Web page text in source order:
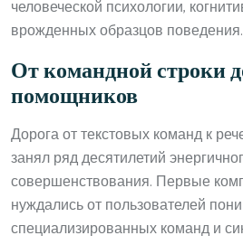
человеческой психологии,
врожденных образцов поведения.
От командной строки
помощников
Дорога от текстовых команд к
занял ряд десятилетий
совершенствования. Первые
нуждались от пользователей
специализированных команд и